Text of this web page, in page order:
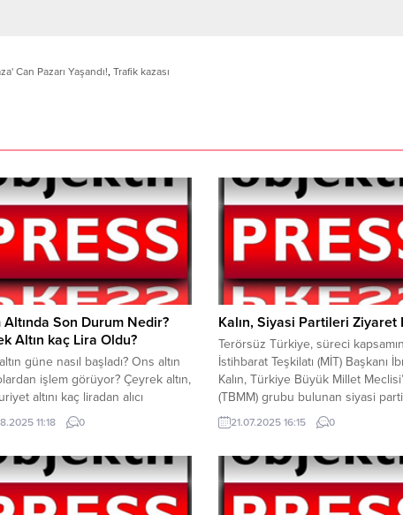
Can Pazarı Yaşandı!, Trafik kazası
Altında Son Durum Nedir?
Altın kaç Lira Oldu?
güne nasıl başladı? Ons altın
işlem görüyor? Çeyrek altın,
altını kaç liradan alıcı
Güvenli liman olarak bilinen
bugün de hareketlilik devam
son durum nedir? Gram altın:
YAZI ARASI REKLAM ALANI
altın: 7.222 TL Cumhuriyet...
11:18 0
Kalın, Siyasi Partileri Ziyaret
Terörsüz Türkiye, süreci
İstihbarat Teşkilatı (MİT) Başkanı
Kalın, Türkiye Büyük Millet
(TBMM) grubu bulunan siyasi
ziyaret etti. Kalın, ilk ziyaretini
Hareket Partisi (MHP) lideri Devlet
DEM Parti’yi ziyaret etti. Kalın,
Türkiye süreci kapsamında AK
Genel Başkanvekili...
21.07.2025 16:15 0